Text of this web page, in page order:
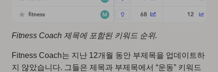
Fitness Coach 제목에 포함된 키워드 순위.
Fitness Coach는 지난 12개월 동안 부제목을 업데이트하
지 않았습니다. 그들은 제목과 부제목에서 “운동” 키워드